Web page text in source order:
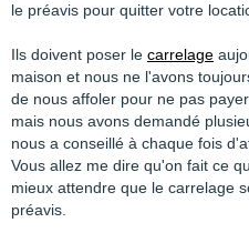
le préavis pour quitter votre
Ils doivent poser le carrelage
maison et nous ne l'avons
de nous affoler pour ne pas
mais nous avons demandé
nous a conseillé à chaque fois
Vous allez me dire qu'on fait ce
mieux attendre que le carrelage
préavis.